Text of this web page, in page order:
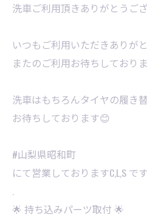
洗車ご利用頂きありがとうご
いつもご利用いただきありが
またのご利用お待ちしており
洗車はもちろんタイヤの履き
お待ちしております😊
#山梨県昭和町
にて営業しておりますC,L,S で
.
🌟 持ち込みパーツ取付 🌟